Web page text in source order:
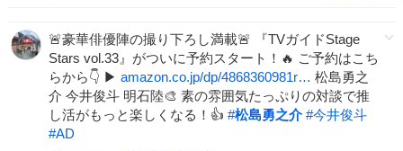
🚨豪華俳優陣の撮り下ろし満載🚨 『TVガイドStage
Stars vol.33』がついに予約スタート！🔥 ご予約はこち
らから👇 ▶ amazon.co.jp/dp/4868360981r… 松島勇之
介 今井俊斗 明石陸🎨 素の雰囲気たっぷりの対談で推
し活がもっと楽しくなる！👍 #松島勇之介 #今井俊斗
#AD